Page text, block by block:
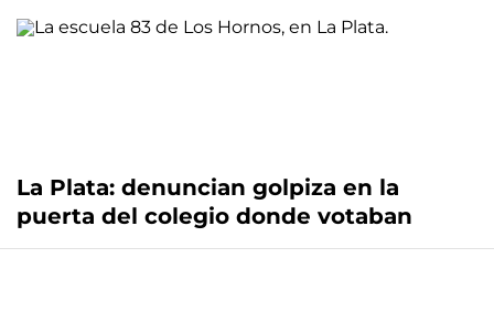
La Plata: denuncian golpiza en la
puerta del colegio donde votaban